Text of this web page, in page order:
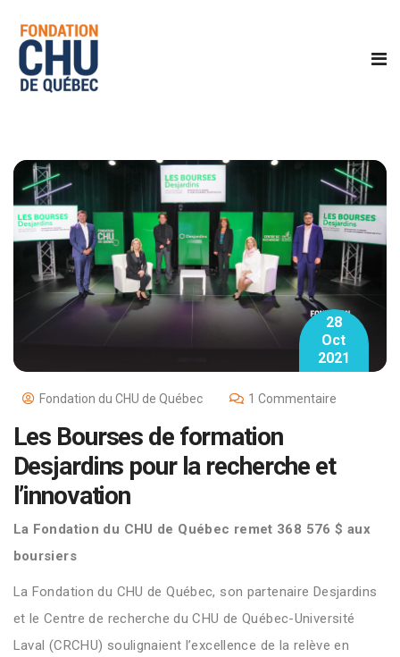
28
Oct
2021
Fondation du CHU de Québec 1 Commentaire
Les Bourses de formation
Desjardins pour la recherche et
l’innovation
La Fondation du CHU de Québec remet 368 576 $ aux
boursiers
La Fondation du CHU de Québec, son partenaire Desjardins
et le Centre de recherche du CHU de Québec-Université
Laval (CRCHU) soulignaient l’excellence de la relèveen